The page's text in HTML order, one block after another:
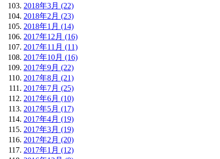
2018年3月 (22)
2018年2月 (23)
2018年1月 (14)
2017年12月 (16)
2017年11月 (11)
2017年10月 (16)
2017年9月 (22)
2017年8月 (21)
2017年7月 (25)
2017年6月 (10)
2017年5月 (17)
2017年4月 (19)
2017年3月 (19)
2017年2月 (20)
2017年1月 (12)